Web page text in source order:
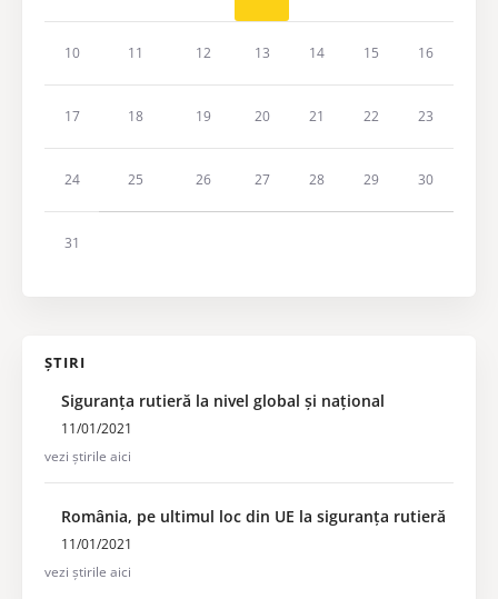
10 11 12 13 14 15 16
17 18 19 20 21 22 23
24 25 26 27 28 29 30
31
ȘTIRI
Siguranța rutieră la nivel global și național
11/01/2021
vezi știrile aici
România, pe ultimul loc din UE la siguranța rutieră
11/01/2021
vezi știrile aici